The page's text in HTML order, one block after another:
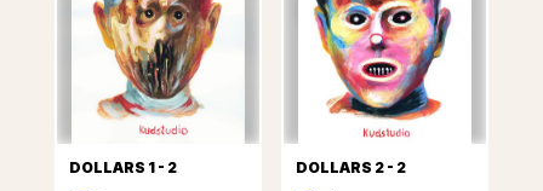
DOLLARS 1 - 2 DOLLARS 2 - 2